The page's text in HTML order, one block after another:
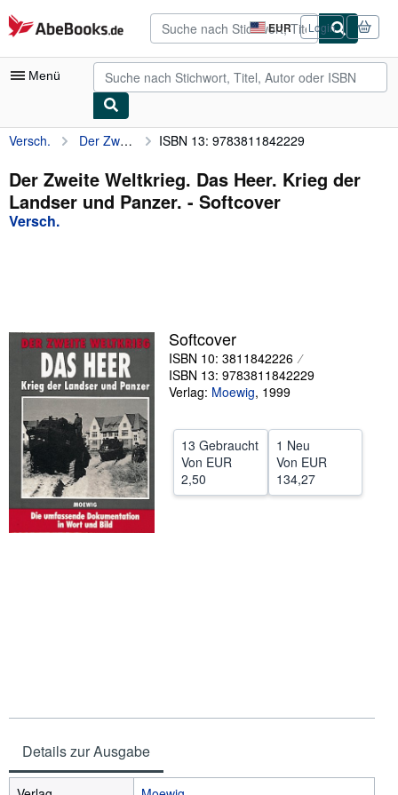
Zum Hauptinhalt
AbeBooks.de EUR
Seite
der
Einkaufseinstellungen.
Login
Menü
Nutzerkonto
Meine Bestellungen
Detailsuche
Verkäufer
Verkäufer werden
Hilfe
Versch. Der Zweite Weltkrieg. Das Heer. Krieg der Landser und Panzer. ISBN 13: 9783811842229
Der Zweite Weltkrieg. Das Heer. Krieg der
Landser und Panzer. - Softcover
Versch.
Softcover
ISBN 10: 3811842226
ISBN 13: 9783811842229
Verlag: Moewig, 1999
13 Gebraucht
Von EUR
2,50
1 Neu
Von EUR
134,27
Details zur Ausgabe